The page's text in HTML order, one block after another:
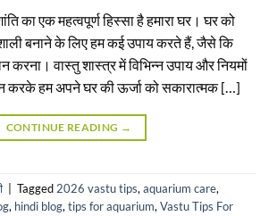
का एक महत्वपूर्ण हिस्सा है हमारा घर। घर को
बनाने के लिए हम कई उपाय करते हैं, जैसे कि
करना। वास्तु शास्त्र में विभिन्न उपाय और नियमों
करके हम अपने घर की ऊर्जा को सकारात्मक […]
CONTINUE READING →
Tagged2026 vastu tips,aquarium care,
, hindi blog,tips for aquarium,Vastu Tips For